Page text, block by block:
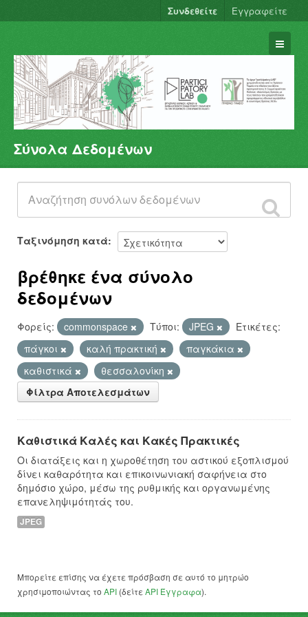
Συνδεθείτε Εγγραφείτε
Σύνολα Δεδομένων
Φορείς
Ομάδες
Σχετικά
Σύνολα Δεδομένων
Ταξινόμηση κατά
βρέθηκε ένα σύνολο
δεδομένων
Φορείς: commonspace Τύποι: JPEG
Ετικέτες:
πάγκοι
καλή πρακτική
παγκάκια
καθιστικά
θεσσαλονίκη
Φίλτρα Αποτελεσμάτων
Καθιστικά Καλές και Κακές Πρακτικές
Οι διατάξεις και η χωροθέτηση του αστικού εξοπλισμού
δίνει καθαρότητα και επικοινωνιακή σαφήνεια στο
δημόσιο χώρο, μέσω της ρυθμικής και οργανωμένης
επανεληψιμότητάς του.
JPEG
Μπορείτε επίσης να έχετε πρόσβαση σε αυτό το μητρώο
χρησιμοποιώντας το API (δείτε API Έγγραφα).